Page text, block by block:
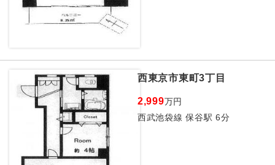
西東京市東町3丁目
2,999万円
西武池袋線 保谷駅 6分